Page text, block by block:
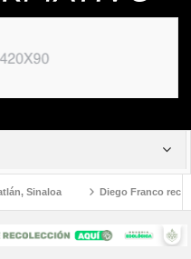
Sinaloa Diego Franco recibe
Buscan a Violeta y Melissa; viajaron a